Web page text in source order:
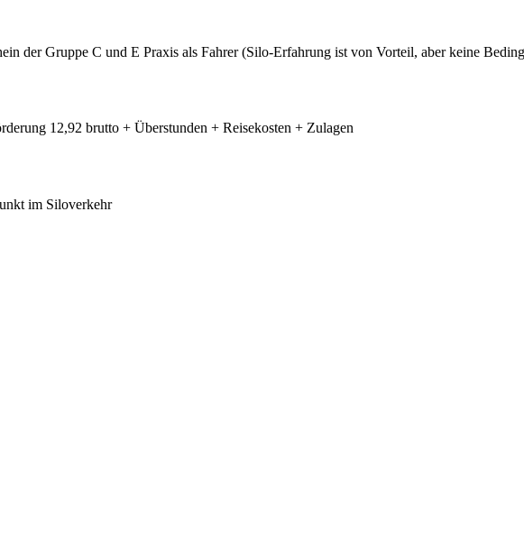
der Gruppe C und E Praxis als Fahrer (Silo-Erfahrung ist von Vorteil, aber keine
12,92 brutto + Überstunden + Reisekosten + Zulagen
im Siloverkehr